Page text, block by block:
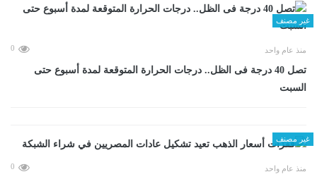
غير مصنف
منذ عام واحد 0
تصل 40 درجة فى الظل.. درجات الحرارة المتوقعة لمدة أسبوع حتى
السبت
غير مصنف
منذ عام واحد 0